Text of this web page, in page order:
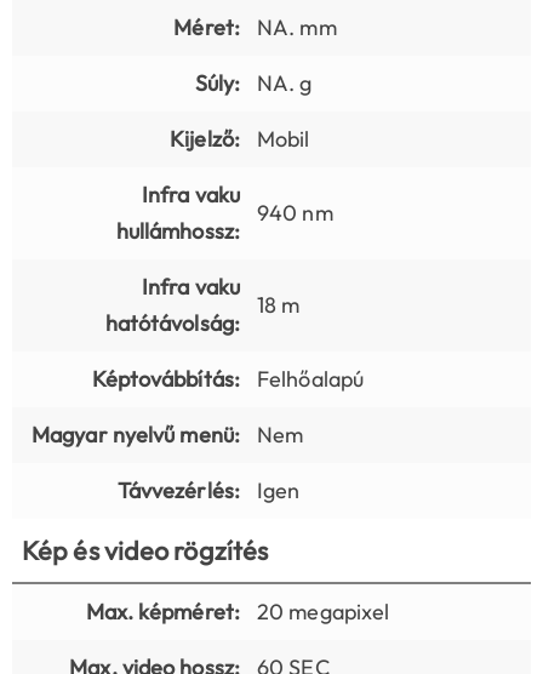
Méret:
NA. mm
Súly:
NA. g
Kijelző:
Mobil
Infra vaku
hullámhossz:
940 nm
Infra vaku
hatótávolság:
18 m
Képtovábbítás:
Felhőalapú
Magyar nyelvű menü:
Nem
Távvezérlés:
Igen
Kép és video rögzítés
Max. képméret:
20 megapixel
Max. video hossz:
60 SEC